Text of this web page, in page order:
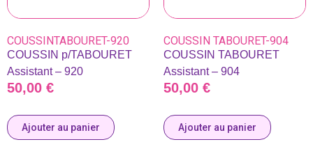
COUSSINTABOURET-920
COUSSIN p/TABOURET
Assistant – 920
50,00 €
Ajouter au panier
COUSSIN TABOURET-904
COUSSIN TABOURET
Assistant – 904
50,00 €
Ajouter au panier